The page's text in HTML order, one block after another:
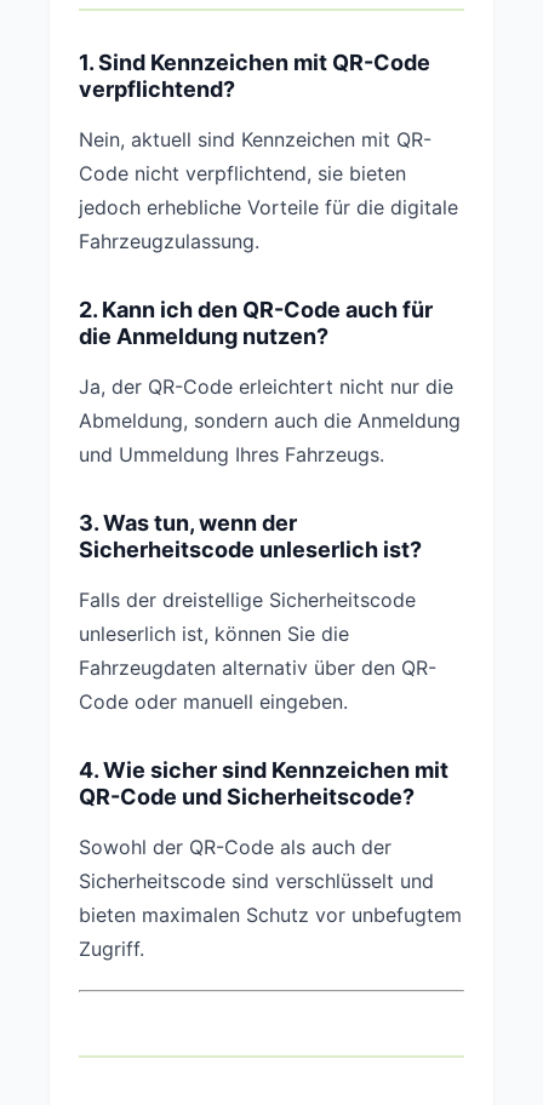
1. Sind Kennzeichen mit QR-Code
verpflichtend?
Nein, aktuell sind Kennzeichen mit QR-
Code nicht verpflichtend, sie bieten
jedoch erhebliche Vorteile für die digitale
Fahrzeugzulassung.
2. Kann ich den QR-Code auch für
die Anmeldung nutzen?
Ja, der QR-Code erleichtert nicht nur die
Abmeldung, sondern auch die Anmeldung
und Ummeldung Ihres Fahrzeugs.
3. Was tun, wenn der
Sicherheitscode unleserlich ist?
Falls der dreistellige Sicherheitscode
unleserlich ist, können Sie die
Fahrzeugdaten alternativ über den QR-
Code oder manuell eingeben.
4. Wie sicher sind Kennzeichen mit
QR-Code und Sicherheitscode?
Sowohl der QR-Code als auch der
Sicherheitscode sind verschlüsselt und
bieten maximalen Schutz vor unbefugtem
Zugriff.